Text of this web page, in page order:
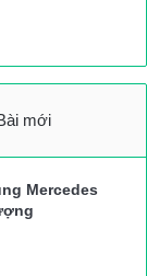
mới
Mercedes